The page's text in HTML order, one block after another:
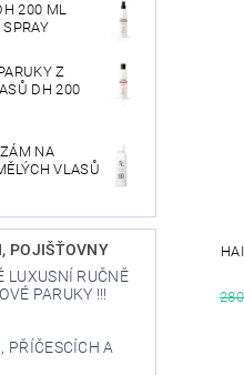
200 ML
SPRAY
Z
DH 200
NA
VLASŮ
POJIŠŤOVNY
LUXUSNÍ RUČNĚ
PARUKY !!!
PŘÍČESCÍCH A